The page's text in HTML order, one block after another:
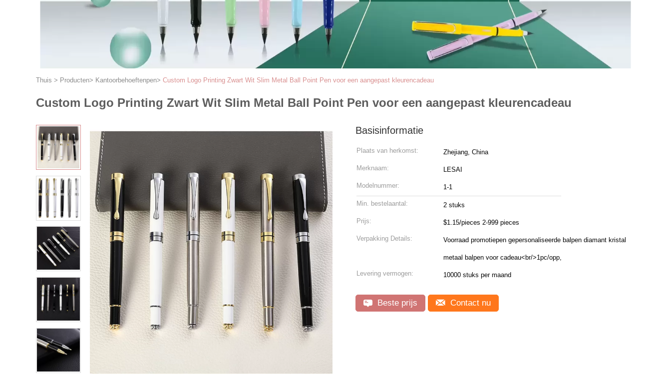
Thuis > Producten> Kantoorbehoeftenpen> Custom Logo Printing Zwart Wit Slim Metal Ball Point Pen voor een aangepast kleurencadeau
Custom Logo Printing Zwart Wit Slim Metal Ball Point Pen voor een aangepast kleurencadeau
Basisinformatie
Plaats van herkomst: Zhejiang, China
Merknaam: LESAI
Modelnummer: 1-1
Min. bestelaantal: 2 stuks
Prijs: $1.15/pieces 2-999 pieces
Verpakking Details: Voorraad promotiepen gepersonaliseerde balpen diamant kristal
metaal balpen voor cadeau<br/>1pc/opp,
Levering vermogen: 10000 stuks per maand
Beste prijs Contact nu